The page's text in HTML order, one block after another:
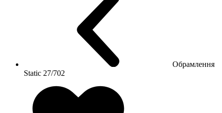
Обрамлення
Static 27/702